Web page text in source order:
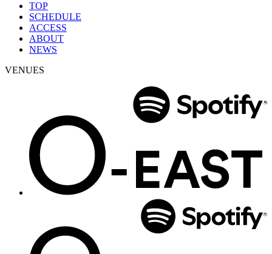
TOP
SCHEDULE
ACCESS
ABOUT
NEWS
VENUES